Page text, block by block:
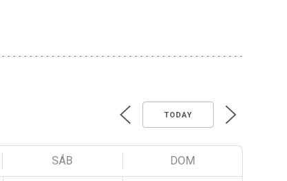
TODAY
SÁB DOM